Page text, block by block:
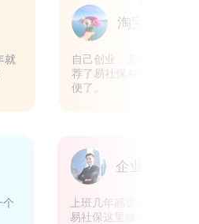
缴费十五年就
加油缴费！
报告不用一个
很有必要。